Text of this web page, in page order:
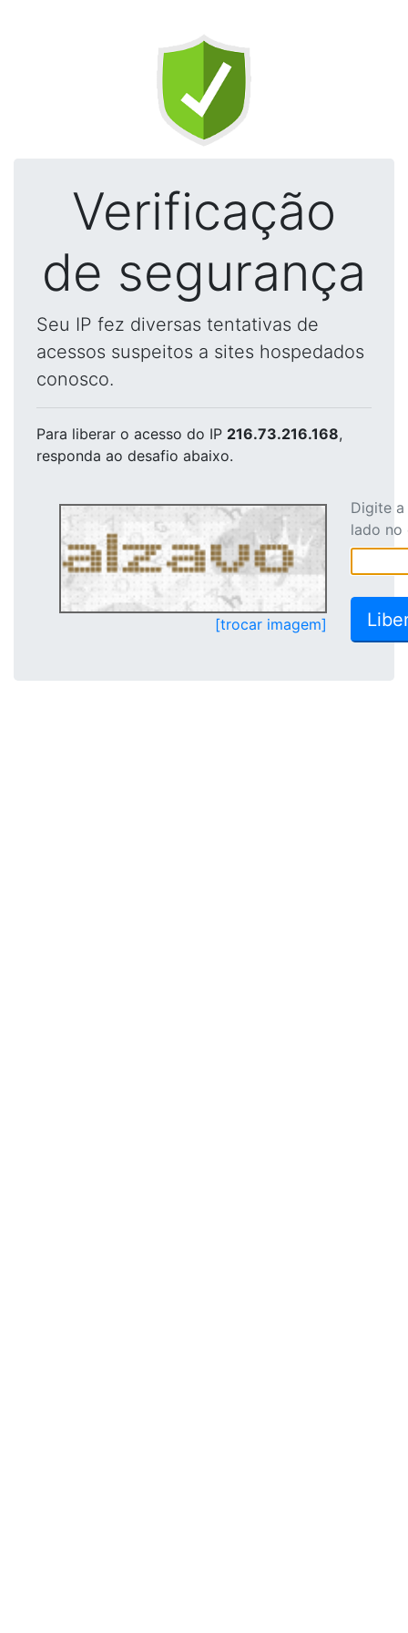
Verificação
de segurança
Seu IP fez diversas tentativas de
acessos suspeitos a sites hospedados
conosco.
Para liberar o acesso do IP 216.73.216.168,
responda ao desafio abaixo.
[trocar imagem]
Digite
lado no